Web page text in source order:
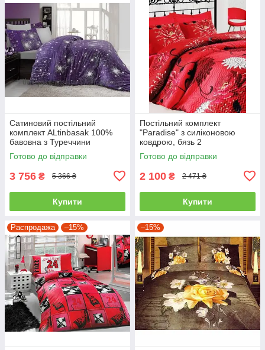
Сатиновий постільний
комплект ALtinbasak 100%
бавовна з Туреччини
двоспальний - євро
Готово до відправки
3 756 ₴ 5 366 ₴
Купити
Постільний комплект
"Paradise" з силіконовою
ковдрою, бязь 2
Готово до відправки
2 100 ₴ 2 471 ₴
Купити
Распродажа –15% –15%